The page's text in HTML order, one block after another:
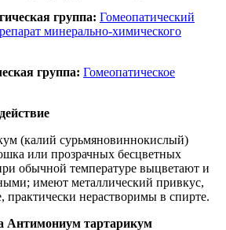
группа: Гомеопатический
минерально-химического
группа: Гомеопатическое
(калий сурьмяновиннокислый)
или прозрачных бесцветных
обычной температуре выцветают и
имеют металлический привкус,
практически нерастворимы в спирте.
Антимониум тартарикум